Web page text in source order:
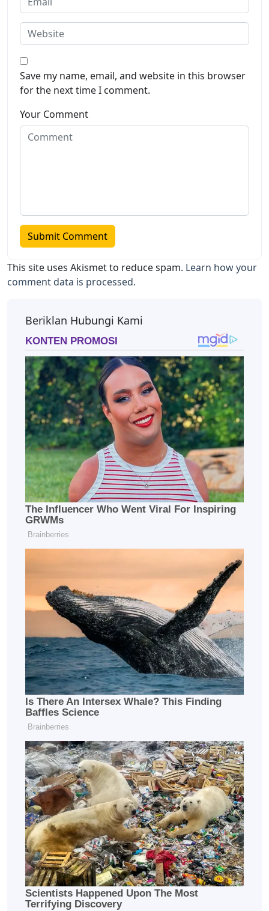
Save my name, email, and website in this browser
for the next time I comment.
Your Comment
This site uses Akismet to reduce spam. Learn how your
comment data is processed.
Beriklan Hubungi Kami